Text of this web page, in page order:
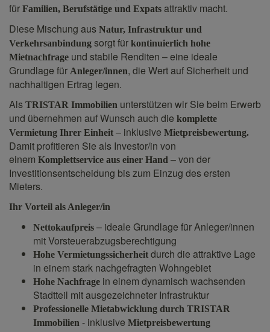
für Familien, Berufstätige und Expats attraktiv macht.
Diese Mischung aus Natur, Infrastruktur und
Verkehrsanbindung sorgt für kontinuierlich hohe
Mietnachfrage und stabile Renditen – eine ideale
Grundlage für Anleger/innen, die Wert auf Sicherheit und
nachhaltigen Ertrag legen.
Als TRISTAR Immobilien unterstützen wir Sie beim Erwerb
und übernehmen auf Wunsch auch die komplette
Vermietung Ihrer Einheit – inklusive Mietpreisbewertung.
Damit profitieren Sie als Investor/in von
einem Komplettservice aus einer Hand – von der
Investitionsentscheidung bis zum Einzug des ersten
Mieters.
Ihr Vorteil als Anleger/in
Nettokaufpreis – ideale Grundlage für Anleger/innen
mit Vorsteuerabzugsberechtigung
Hohe Vermietungssicherheit durch die attraktive Lage
in einem stark nachgefragten Wohngebiet
Hohe Nachfrage in einem dynamisch wachsenden
Stadtteil mit ausgezeichneter Infrastruktur
Professionelle Mietabwicklung durch TRISTAR
Immobilien - inklusive Mietpreisbewertung